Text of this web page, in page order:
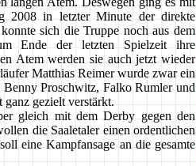
2008 in letzter Minute der direkte
sich die Truppe noch aus dem
Ende der letzten Spielzeit ihre
Atem werden sie auch jetzt wieder
Matthias Reimer wurde zwar ein
Proschwitz, Falko Rumler und
gezielt verstärkt.
gleich mit dem Derby gegen den
die Saaletaler einen ordentlichen
eine Kampfansage an die gesamte